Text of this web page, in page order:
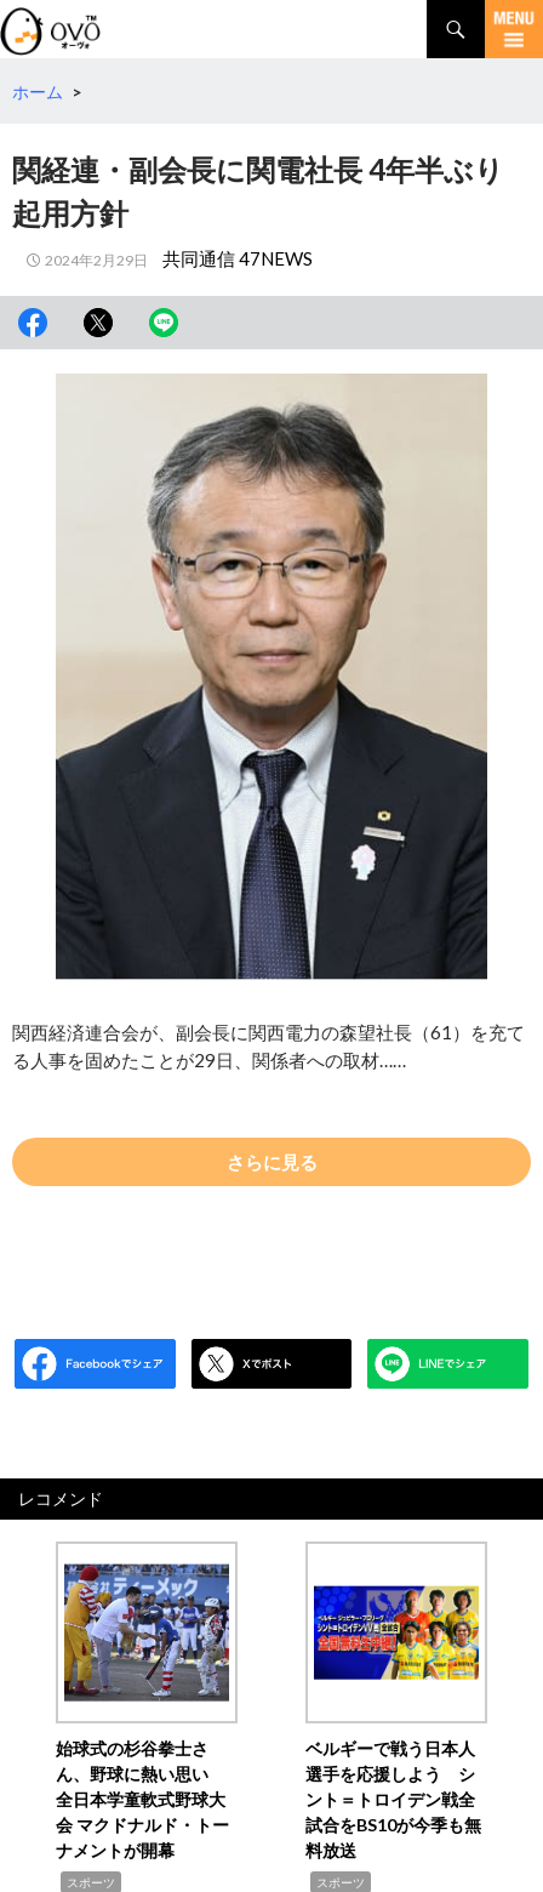
検
索
コ
テ
動
ホーム >
関経連・副会長に関電社長 4年半ぶり
起用方針
2024年2月29日 共同通信 47NEWS
関西経済連合会が、副会長に関西電力の森望社長（61）を充て
る人事を固めたことが29日、関係者への取材……
さらに見る
レコメンド
始球式の杉谷拳士さ
ん、野球に熱い思い
全日本学童軟式野球大
会 マクドナルド・トー
ナメントが開幕
スポーツ
ベルギーで戦う日本人
選手を応援しよう シ
ント＝トロイデン戦全
試合をBS10が今季も無
料放送
スポーツ